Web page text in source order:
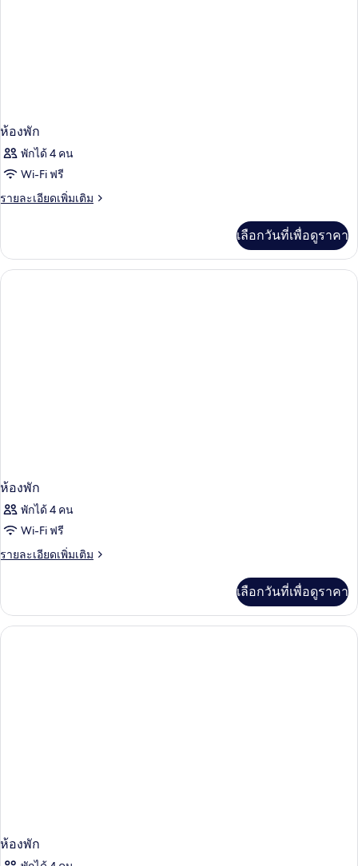
ห้องพัก
พักได้ 4 คน
Wi-Fi ฟรี
รายละเอียดเพิ่มเติม
ราย
เกี่ยว
กับ
ห้อง
เลือกวันที่เพื่อดูราคา
ห้องพัก
พักได้ 4 คน
Wi-Fi ฟรี
รายละเอียดเพิ่มเติม
ราย
เกี่ยว
กับ
ห้อง
เลือกวันที่เพื่อดูราคา
ห้องพัก